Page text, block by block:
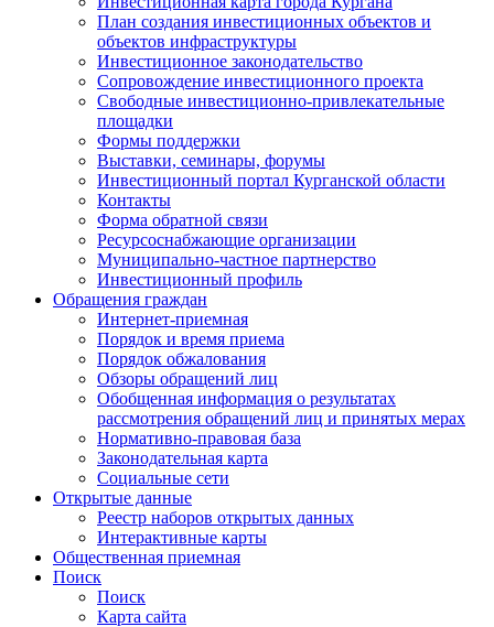
План создания инвестиционных объектов и
объектов инфраструктуры
Инвестиционное законодательство
Сопровождение инвестиционного проекта
Свободные инвестиционно-привлекательные
площадки
Формы поддержки
Выставки, семинары, форумы
Инвестиционный портал Курганской области
Контакты
Форма обратной связи
Ресурсоснабжающие организации
Муниципально-частное партнерство
Инвестиционный профиль
Обращения граждан
Интернет-приемная
Порядок и время приема
Порядок обжалования
Обзоры обращений лиц
Обобщенная информация о результатах
рассмотрения обращений лиц и принятых мерах
Нормативно-правовая база
Законодательная карта
Социальные сети
Открытые данные
Реестр наборов открытых данных
Интерактивные карты
Общественная приемная
Поиск
Поиск
Карта сайта